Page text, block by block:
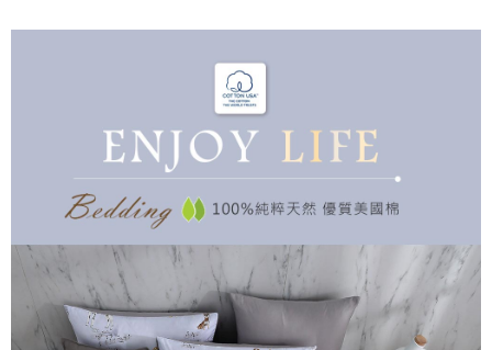
※ 交易是否成功請以「AFTEE先享後付 」之結帳頁面顯示為準，若有關於
是否繳費成功／繳費後需取消欲退款等相關疑問，請聯繫「AFTEE先享後付
【注意事項】
１．透過由恩沛科技股份有限公司提供之「AFTEE先享後付」服務完成之交
易，需依本服務之必要範圍內提供個人資料，並將交易相關給付款項請求債
權轉讓予恩沛科技股份有限公司。
２．關於個人資料處理事宜，請瀏覽以下網址：
https://aftee.tw/terms/#terms3
３．未成年的使用者請事先徵得法定代理人或監護人之同意方可使用
「AFTEE先享後付」，若未經同意申辦者引起之損失，本公司不負相關責
４．使用「AFTEE先享後付」時，將依據個別帳號之用戶狀況，依本公司即
每筆NT$60，滿NT$499(含以上)免運費
每筆NT$100，滿NT$499(含以上)免運費